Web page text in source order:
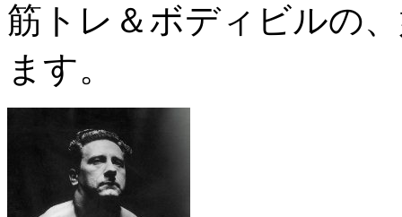
筋トレ＆ボディビルの
ます。